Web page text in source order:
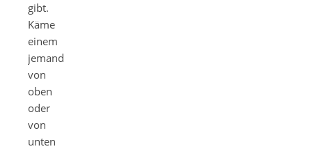
gibt.
Käme
einem
jemand
von
oben
oder
von
unten